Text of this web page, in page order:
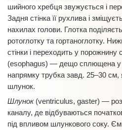
шийного хребця звужується і
Задня стінка її рухлива і
нахилах голови. Глотка
ротоглотку та гортаноглотку.
стінки і переходить у порожнину
(esophagus) — дещо сплющена у
напрямку трубка завд. 25–30 см,
шлунок.
Шлунок(ventriculus, gaster) —
каналу, де відбуваються
під впливом шлункового соку.